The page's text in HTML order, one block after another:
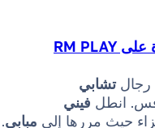
فيني
إلىمبابي